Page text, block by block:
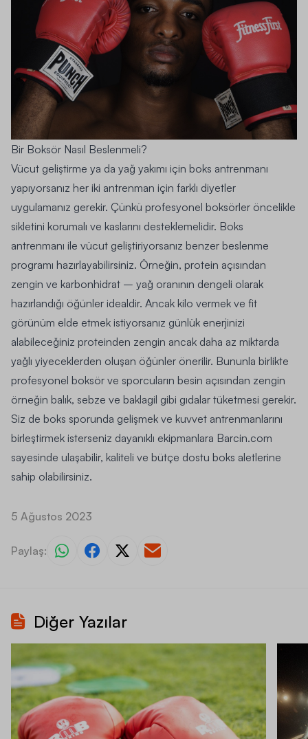
Bir Boksör Nasıl Beslenmeli?
Vücut geliştirme ya da yağ yakımı için boks antrenmanı
yapıyorsanız her iki antrenman için farklı diyetler
uygulamanız gerekir. Çünkü profesyonel boksörler öncelikle
sikletini korumalı ve kaslarını desteklemelidir. Boks
antrenmanı ile vücut geliştiriyorsanız benzer beslenme
programı hazırlayabilirsiniz. Örneğin, protein açısından
zengin ve karbonhidrat – yağ oranının dengeli olarak
hazırlandığı öğünler idealdir. Ancak kilo vermek ve fit
görünüm elde etmek istiyorsanız günlük enerjinizi
alabileceğiniz proteinden zengin ancak daha az miktarda
yağlı yiyeceklerden oluşan öğünler önerilir. Bununla birlikte
profesyonel boksör ve sporcuların besin açısından zengin
örneğin balık, sebze ve baklagil gibi gıdalar tüketmesi gerekir.
Siz de boks sporunda gelişmek ve kuvvet antrenmanlarını
birleştirmek isterseniz dayanıklı ekipmanlara Barcin.com
sayesinde ulaşabilir, kaliteli ve bütçe dostu boks aletlerine
sahip olabilirsiniz.
5 Ağustos 2023
Paylaş:
Diğer Yazılar